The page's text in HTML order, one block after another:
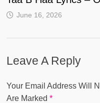
June 16, 2026
Leave A Reply
Your Email Address Will
Are Marked *